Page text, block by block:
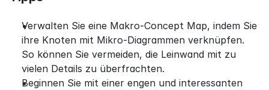
Verwalten Sie eine Makro-Concept Map, indem Sie
ihre Knoten mit Mikro-Diagrammen verknüpfen.
So können Sie vermeiden, die Leinwand mit zu
vielen Details zu überfrachten.
Beginnen Sie mit einer engen und interessanten